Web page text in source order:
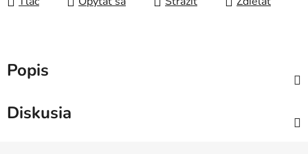
Popis
Diskusia